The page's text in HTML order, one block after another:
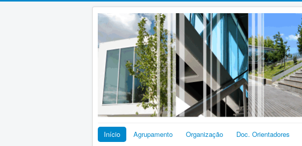
Início Agrupamento Organização Doc. Orientadores